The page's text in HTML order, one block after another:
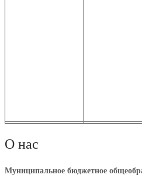
О нас
Муниципальное бюджетное